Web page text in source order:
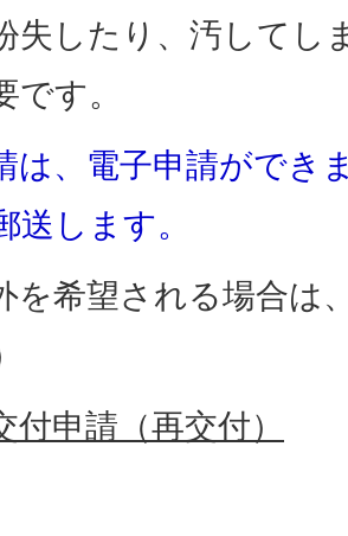
失したり、汚してし
です。
は、電子申請ができ
送します。
を希望される場合は
付申請（再交付）